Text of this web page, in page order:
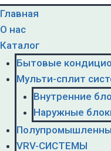
Главная
О нас
Каталог
Бытовые
Мульти-сплит
Внутренние
Наружные
VRV-CИСТЕМЫ